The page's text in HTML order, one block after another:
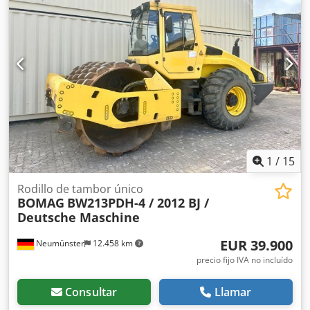
25,2 kW, motor Kubota 2.600 kg Precio de venta: 8.800 €,
neto Hamm HD 10 Año de fabricación: 2006 Según el
contador, 4.356 horas 20,1 kW, motor Deutz Dodpfxjzc Iyvo
Anusck 2.450 kg Precio de venta: 8.800 €, neto Hamm HD
10 Año de fabricación: 2006 Según el contador, 7.771 horas
20,1 kW, motor Deutz 2.450 kg Precio de venta: 8.800 €,
neto ¡También es posible realizar entregas a precios
asequibles!
1 / 15
Neumünster 12.458 km
Rodillo de tambor único
BOMAG BW213PDH-4 / 2012 BJ /
Deutsche Maschine
EUR 39.900
precio fijo IVA no incluído
Consultar Llamar